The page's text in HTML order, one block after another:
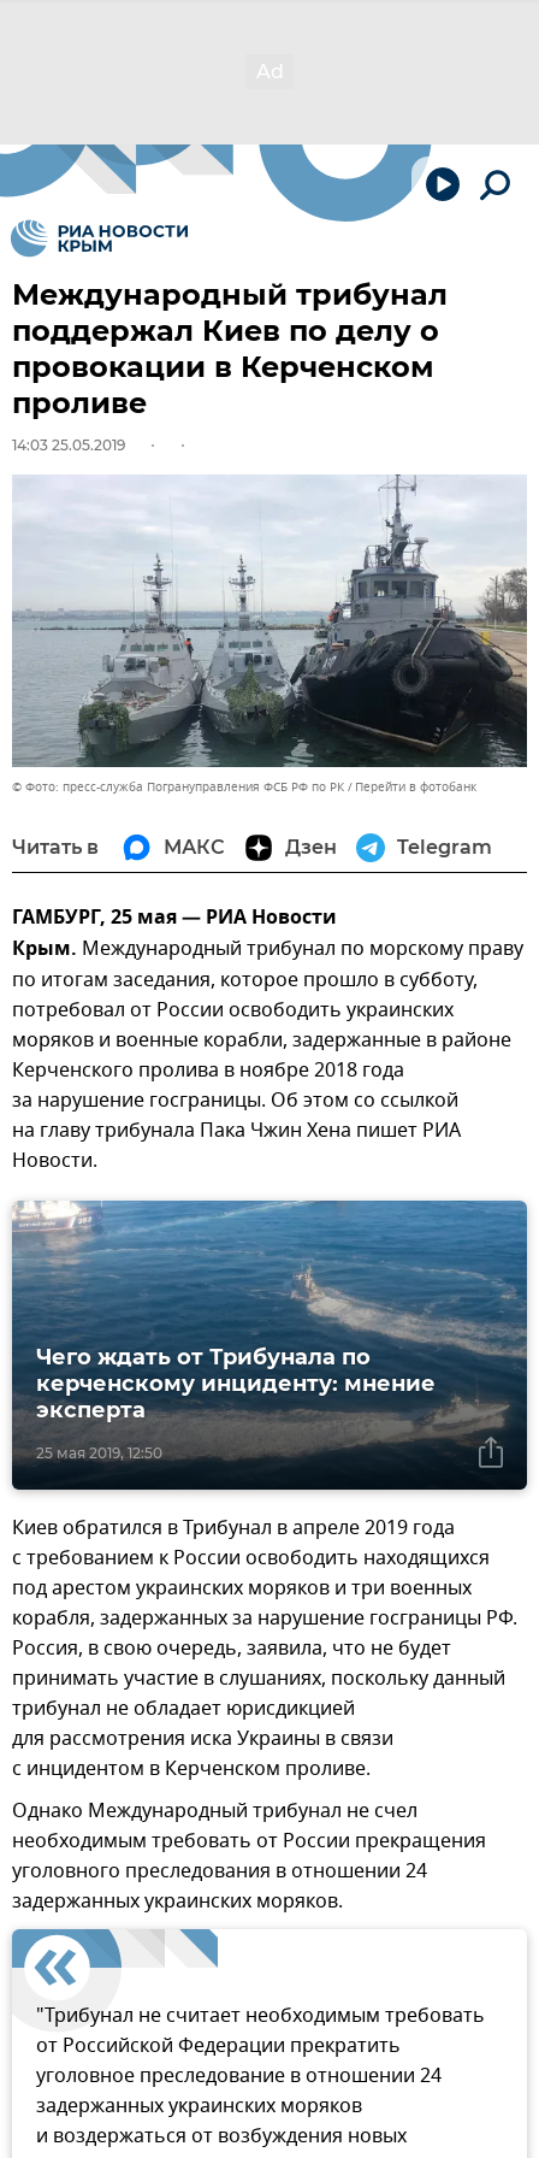
Международный трибунал
поддержал Киев по делу о
провокации в Керченском
проливе
14:03 25.05.2019
© Фото: пресс-служба Погрануправления ФСБ РФ по РК Перейти в фотобанк
Читать в МАКС Дзен Telegram
ГАМБУРГ, 25 мая — РИА Новости
Крым. Международный трибунал по морскому праву
по итогам заседания, которое прошло в субботу,
потребовал от России освободить украинских
моряков и военные корабли, задержанные в районе
Керченского пролива в ноябре 2018 года
за нарушение госграницы. Об этом со ссылкой
на главу трибунала Пака Чжин Хена пишет РИА
Новости.
25 мая 2019, 12:50
Чего ждать от Трибунала по
керченскому инциденту: мнение
эксперта
Киев обратился в Трибунал в апреле 2019 года
с требованием к России освободить находящихся
под арестом украинских моряков и три военных
корабля, задержанных за нарушение госграницы РФ.
Россия, в свою очередь, заявила, что не будет
принимать участие в слушаниях, поскольку данный
трибунал не обладает юрисдикцией
для рассмотрения иска Украины в связи
с инцидентом в Керченском проливе.
Однако Международный трибунал не счел
необходимым требовать от России прекращения
уголовного преследования в отношении 24
задержанных украинских моряков.
"Трибунал не считает необходимым требовать
от Российской Федерации прекратить
уголовное преследование в отношении 24
задержанных украинских моряков
и воздержаться от возбуждения новых